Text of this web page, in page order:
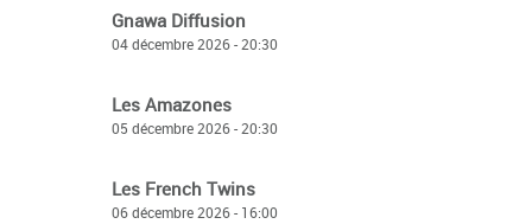
Gnawa Diffusion
04 décembre 2026 - 20:30
Les Amazones
05 décembre 2026 - 20:30
Les French Twins
06 décembre 2026 - 16:00